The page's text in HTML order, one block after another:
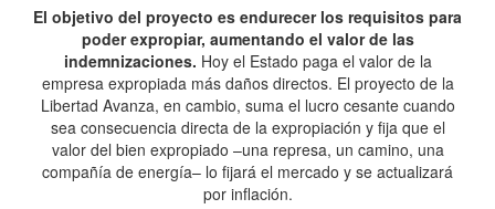
El objetivo del proyecto es endurecer los requisitos para
poder expropiar, aumentando el valor de las
indemnizaciones. Hoy el Estado paga el valor de la
empresa expropiada más daños directos. El proyecto de la
Libertad Avanza, en cambio, suma el lucro cesante cuando
sea consecuencia directa de la expropiación y fija que el
valor del bien expropiado –una represa, un camino, una
compañía de energía– lo fijará el mercado y se actualizará
por inflación.